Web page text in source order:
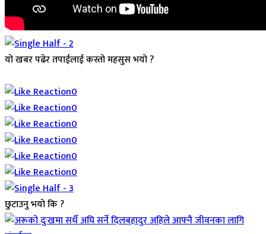
यो खबर पढेर तपाईलाई कस्तो महसुस भयो ?
0
0
0
0
0
0
छुटाउनु भयो कि ?